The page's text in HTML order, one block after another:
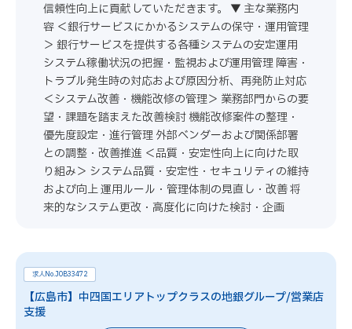
信頼性向上に貢献していただきます。 ▼ 主な業務内
容 ＜銀行サービスにかかるシステムの保守・運用管理
＞ 銀行サービスを提供する各種システムの安定運用
システム稼働状況の把握・監視および運用管理 障害・
トラブル発生時の対応および原因分析、再発防止対応
＜システム改善・機能改修の管理＞ 業務部門からの要
望・課題を踏まえた改善検討 機能改修案件の整理・
優先度設定・進行管理 外部ベンダーおよび関係部署
との調整・改善推進 ＜品質・安定性向上に向けた取
り組み＞ システム品質・安定性・セキュリティの維持
および向上 運用ルール・管理体制の見直し・改善 将
来的なシステム更改・高度化に向けた検討・企画
求人No.JOB33472
【広島市】中四国エリアトップクラスの地銀グループ/営業店
支援